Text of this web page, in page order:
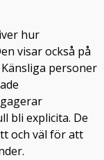
hur
visar också på
personer
bli explicita. De
och väl för att